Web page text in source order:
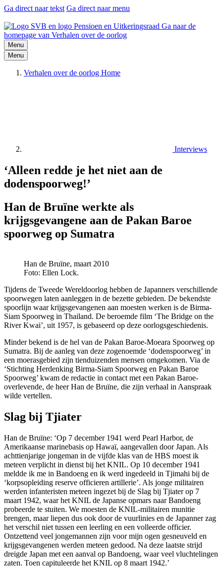
Ga direct naar tekst Ga direct naar menu
Ga naar de
homepage van Verhalen over de oorlog
Menu
Menu
Verhalen over de oorlog Home
Interviews
‘Alleen redde je het niet aan de
dodenspoorweg!’
Han de Bruïne werkte als
krijgsgevangene aan de Pakan Baroe
spoorweg op Sumatra
Han de Bruïne, maart 2010
Foto: Ellen Lock.
Tijdens de Tweede Wereldoorlog hebben de Japanners verschillende
spoorwegen laten aanleggen in de bezette gebieden. De bekendste
spoorlijn waar krijgsgevangenen aan moesten werken is de Birma-
Siam Spoorweg in Thailand. De beroemde film ‘The Bridge on the
River Kwai’, uit 1957, is gebaseerd op deze oorlogsgeschiedenis.
Minder bekend is de hel van de Pakan Baroe-Moeara Spoorweg op
Sumatra. Bij de aanleg van deze zogenoemde ‘dodenspoorweg’ in
een moerasgebied zijn tienduizenden mensen omgekomen. Via de
‘Stichting Herdenking Birma-Siam Spoorweg en Pakan Baroe
Spoorweg’ kwam de redactie in contact met een Pakan Baroe-
overlevende, de heer Han de Bruïne, die zijn verhaal in Aanspraak
wilde vertellen.
Slag bij Tjiater
Han de Bruïne: ‘Op 7 december 1941 werd Pearl Harbor, de
Amerikaanse marinebasis op Hawaï, aangevallen door Japan. Als
achttienjarige jongeman in de vijfde klas van de HBS moest ik
meteen verplicht in dienst bij het KNIL. Op 10 december 1941
meldde ik me in Bandoeng en ik werd ingedeeld in Tjimahi bij de
‘korpsopleiding reserve officieren artillerie’. Als jonge militairen
werden infanteristen meteen ingezet bij de Slag bij Tjiater op 7
maart 1942, waar het KNIL de Japanse opmars naar Bandoeng
probeerde te stuiten. We moesten de KNIL-militairen munitie
brengen, maar liepen dus ook door de vuurlinies en de Japanner zag
het verschil niet tussen een leerling en een volleerde officier.
Ontzettend veel jongemannen zijn voor mijn ogen gesneuveld en
krijgsgevangenen werden meteen gedood. Na deze laatste strijd
dreigde Japan met een aanval op Bandoeng, waar veel vluchtelingen
zaten. Toen capituleerde het KNIL op 8 maart 1942.’